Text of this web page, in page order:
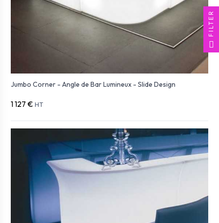
Jumbo Corner - Angle de Bar Lumineux - Slide Design
1 127 € HT
FILTER